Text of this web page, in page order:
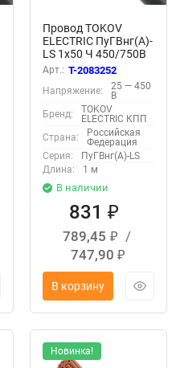
Провод TOKOV
ELECTRIC ПуГВнг(А)-
LS 1х50 Ч 450/750В
(м) 00-00029646
Арт.: T-2083252
Напряжение:
25 — 450
В
Бренд:
TOKOV
ELECTRIC КПП
Страна:
Российская
Федерация
Серия:
ПуГВнг(А)-LS
Длина:
1 м
В наличии
831₽
789,45 ₽
/
747,90 ₽
В корзину
Новинка!